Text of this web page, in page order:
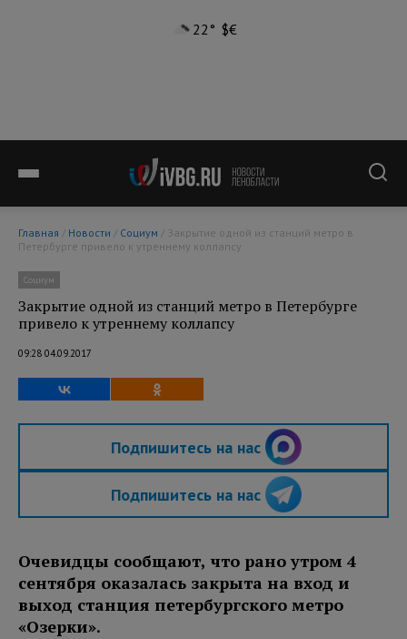
22° $€
Главная / Новости / Социум
Петербурге привело к утреннему коллапсу
Социум
Закрытие одной из станций метро в Петербурге
привело к утреннему коллапсу
09:28 04.09.2017
Подпишитесь на нас
Подпишитесь на нас
Очевидцы сообщают, что рано утром 4
сентября оказалась закрыта на вход и
выход станция петербургского метро
«Озерки».